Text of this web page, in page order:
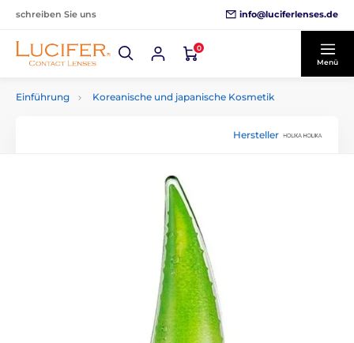
schreiben Sie uns info@luciferlenses.de
0
Menü
Einführung Koreanische und japanische Kosmetik
Hersteller